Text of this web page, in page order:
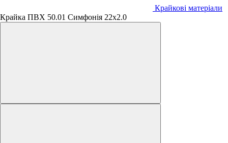
Крайкові матеріали
Крайка ПВХ 50.01 Симфонія 22х2.0